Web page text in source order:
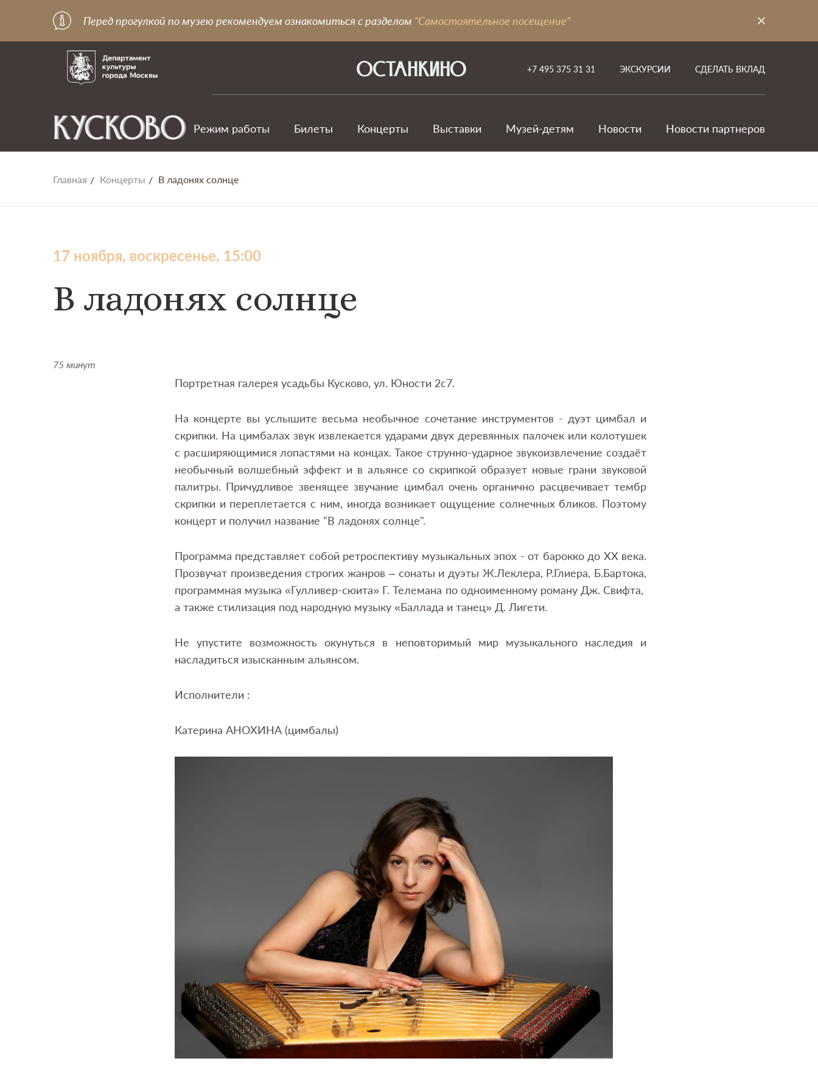
Перед прогулкой по музею рекомендуем ознакомиться с разделом "Самостоятельное посещение"
+7 495 375 31 31 ЭКСКУРСИИ СДЕЛАТЬ ВКЛАД
Режим работы Билеты Концерты Выставки Музей-детям Новости Новости партнеров
Главная Концерты В ладонях солнце
17 ноября, воскресенье, 15:00
В ладонях солнце
75 минут
Портретная галерея усадьбы Кусково, ул. Юности 2с7.
На концерте вы услышите весьма необычное сочетание инструментов - дуэт цимбал и
скрипки. На цимбалах звук извлекается ударами двух деревянных палочек или колотушек
с расширяющимися лопастями на концах. Такое струнно-ударное звукоизвлечение создаёт
необычный волшебный эффект и в альянсе со скрипкой образует новые грани звуковой
палитры. Причудливое звенящее звучание цимбал очень органично расцвечивает тембр
скрипки и переплетается с ним, иногда возникает ощущение солнечных бликов. Поэтому
концерт и получил название "В ладонях солнце".
Программа представляет собой ретроспективу музыкальных эпох - от барокко до ХХ века.
Прозвучат произведения строгих жанров – сонаты и дуэты Ж.Леклера, Р.Глиера, Б.Бартока,
программная музыка «Гулливер-сюита» Г. Телемана по одноименному роману Дж. Свифта,
а также стилизация под народную музыку «Баллада и танец» Д. Лигети.
Не упустите возможность окунуться в неповторимый мир музыкального наследия и
насладиться изысканным альянсом.
Исполнители :
Катерина АНОХИНА (цимбалы)